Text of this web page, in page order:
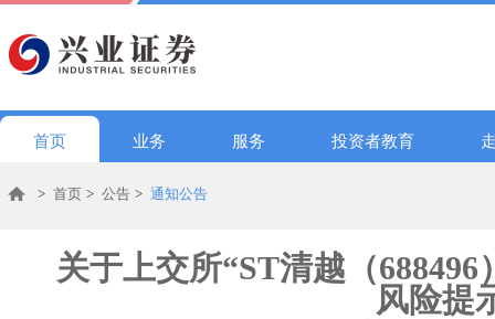
首页 业务 服务 投资者教育
> 首页 > 公告 > 通知公告
关于上交所“ST清越（
风险提